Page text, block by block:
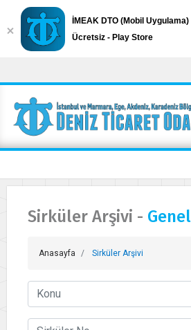
Sirküler Arşivi - Genel
Anasayfa Sirküler Arşivi
İMEAK DTO (Mobil Uygulama)
Ücretsiz - Play Store